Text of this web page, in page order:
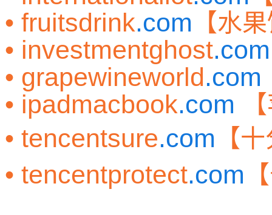
• fruitsdrink.com 【水
• investmentghost.com
• grapewineworld.com
• ipadmacbook.com
• tencentsure.com 【
• tencentprotect.com